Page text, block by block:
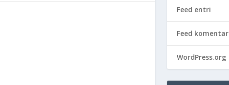
Feed entri
Feed komentar
WordPress.org